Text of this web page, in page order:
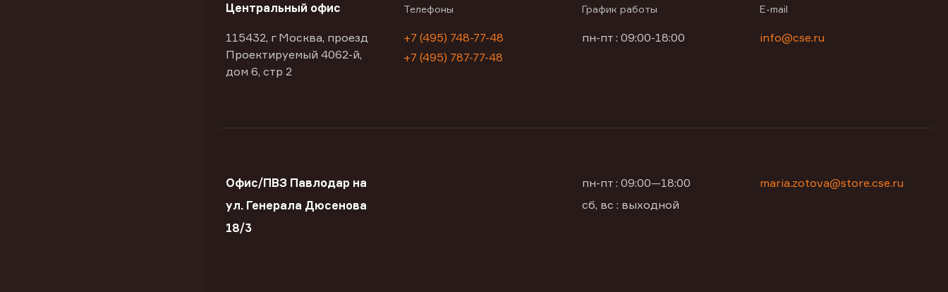
Центральный офис
115432, г Москва, проезд
Проектируемый 4062-й,
дом 6, стр 2
Телефоны
+7 (495) 748-77-48
+7 (495) 787-77-48
График работы
пн-пт : 09:00-18:00
E-mail
info@cse.ru
Офис/ПВЗ Павлодар на
ул. Генерала Дюсенова
18/3
пн-пт : 09:00—18:00
сб, вс : выходной
maria.zotova@store.cse.ru